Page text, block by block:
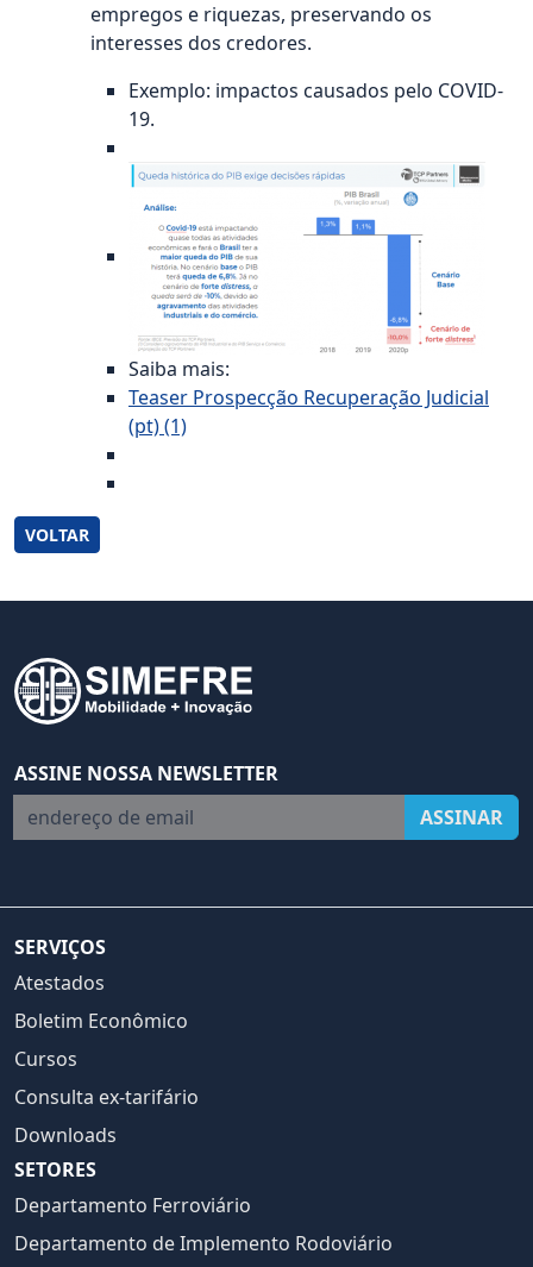
empregos e riquezas, preservando os
interesses dos credores.
Exemplo: impactos causados pelo COVID-
19.
Saiba mais:
Teaser Prospecção Recuperação Judicial
(pt) (1)
VOLTAR
ASSINE NOSSA NEWSLETTER
endereço de email
ASSINAR
SERVIÇOS
Atestados
Boletim Econômico
Cursos
Consulta ex-tarifário
Downloads
SETORES
Departamento Ferroviário
Departamento de Implemento Rodoviário